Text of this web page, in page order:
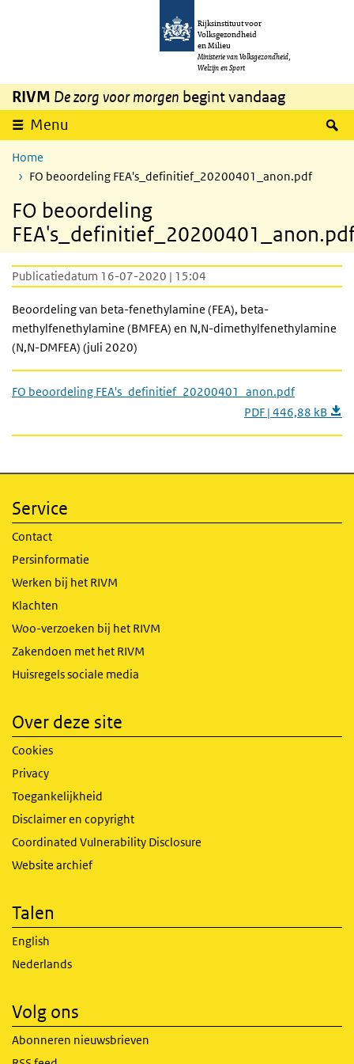
Overslaan en naar de inhoud gaan
Rijksinstituut voor
Volksgezondheid
en Milieu
Ministerie van Volksgezondheid,
Welzijn en Sport
RIVM De zorg voor morgen begint vandaag
Menu
Home
FO beoordeling FEA's_definitief_20200401_anon.pdf
FO beoordeling
Publicatiedatum 16-07-2020 | 15:04
Beoordeling van beta-fenethylamine (FEA), beta-
methylfenethylamine (BMFEA) en N,N-dimethylfenethylamine
(N,N-DMFEA) (juli 2020)
FO beoordeling FEA's_definitief_20200401_anon.pdf
PDF | 446,88 kB
Service
Contact
Persinformatie
Werken bij het RIVM
Klachten
Woo-verzoeken bij het RIVM
Zakendoen met het RIVM
Huisregels sociale media
Over deze site
Cookies
Privacy
Toegankelijkheid
Disclaimer en copyright
Coordinated Vulnerability Disclosure
Website archief
Talen
English
Nederlands
Volg ons
Abonneren nieuwsbrieven